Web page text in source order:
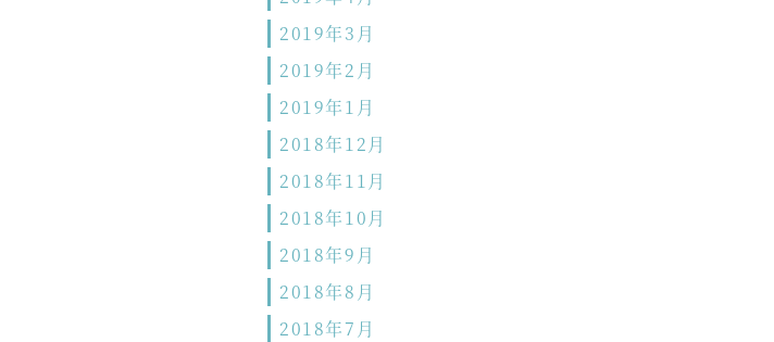
2019年3月
2019年2月
2019年1月
2018年12月
2018年11月
2018年10月
2018年9月
2018年8月
2018年7月